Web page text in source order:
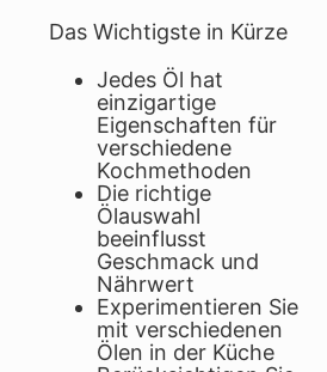
Das Wichtigste in Kürze
Jedes Öl hat
einzigartige
Eigenschaften für
verschiedene
Kochmethoden
Die richtige
Ölauswahl
beeinflusst
Geschmack und
Nährwert
Experimentieren Sie
mit verschiedenen
Ölen in der Küche